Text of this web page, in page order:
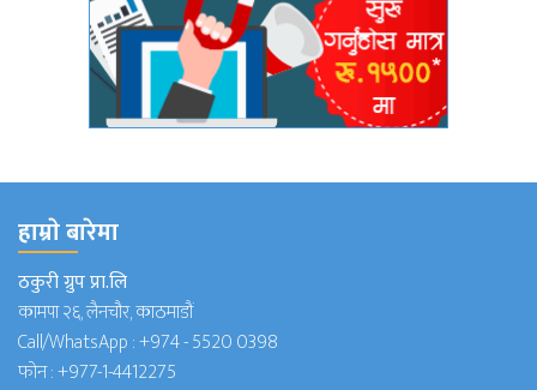
हाम्राे बारेमा
ठकुरी ग्रुप प्रा.लि
कामपा २६, लैनचौर, काठमाडौं
Call/WhatsApp :+974 - 5520 0398
फोन :+977-1-4412275